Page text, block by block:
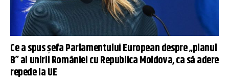
Ce a spus șefa Parlamentului European despre „planul
B” al unirii României cu Republica Moldova, ca să adere
repede la UE